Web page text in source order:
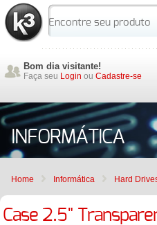
Bom dia visitante!
Faça seu Login ou Cadastre-se
INFORMÁTICA
Home Informática Hard
Case 2.5"